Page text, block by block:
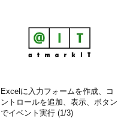
Excelに入力フォームを作成、コ
ントロールを追加、表示、ボタン
でイベント実行 (1/3)